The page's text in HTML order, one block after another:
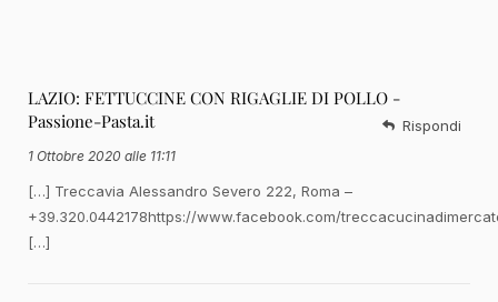
LAZIO: FETTUCCINE CON RIGAGLIE DI POLLO -
Passione-Pasta.it
1 Ottobre 2020 alle 11:11
[…] Treccavia Alessandro Severo 222, Roma –
+39.320.0442178https://www.facebook.com/
[…]
Rispondi